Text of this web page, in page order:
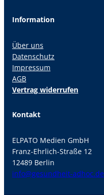
Information
Über uns
Datenschutz
Impressum
AGB
Vertrag widerrufen
Kontakt
ELPATO Medien GmbH
Franz-Ehrlich-Straße 12
12489 Berlin
info@gesundheit-adhoc.de